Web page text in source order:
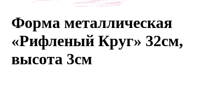
Мастер-
классы
Форма металлическая
«Рифленый Круг» 32см,
высота 3см